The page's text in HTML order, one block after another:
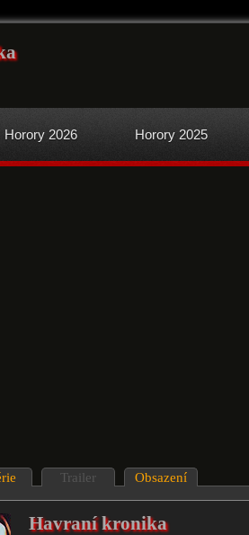
Horory 2026 Horory 2025
Trailer Obsazení
Havraní kronika